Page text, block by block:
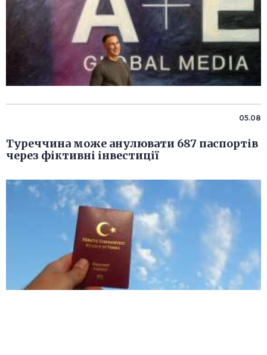
05.08
Туреччина може анулювати 687 паспортів
через фіктивні інвестиції